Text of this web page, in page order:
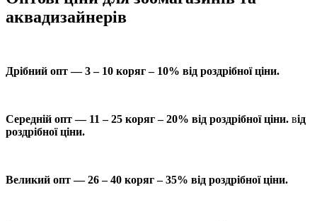
аквадизайнерів
Дрібний опт — 3 – 10 коряг – 10% від роздрібної ціни.
Середній опт — 11 – 25 коряг – 20% від роздрібної ціни. від
роздрібної ціни.
Великий опт — 26 – 40 коряг – 35% від роздрібної ціни.